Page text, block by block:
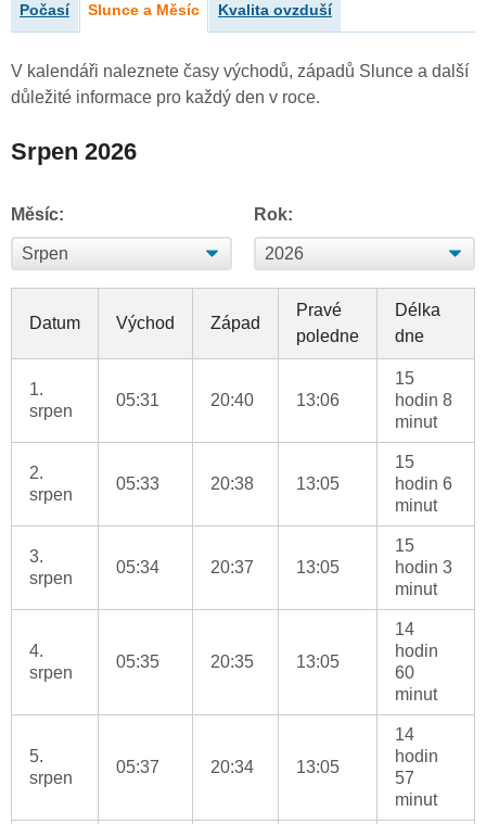
Počasí Slunce a Měsíc Kvalita ovzduší
V kalendáři naleznete časy východů, západů Slunce a další
důležité informace pro každý den v roce.
Srpen 2026
Měsíc: Rok:
Datum Východ Západ
Pravé
poledne
Délka
dne
1.
srpen
05:31 20:40 13:06
15
hodin 8
minut
2.
srpen
05:33 20:38 13:05
15
hodin 6
minut
3.
srpen
05:34 20:37 13:05
15
hodin 3
minut
4.
srpen
05:35 20:35 13:05
14
hodin
60
minut
5.
srpen
05:37 20:34 13:05
14
hodin
57
minut